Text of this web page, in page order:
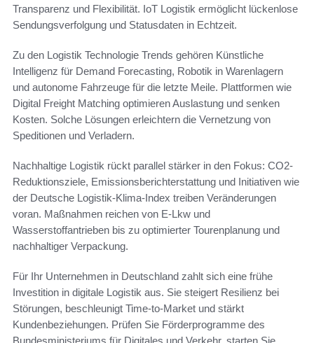
Transparenz und Flexibilität. IoT Logistik ermöglicht lückenlose
Sendungsverfolgung und Statusdaten in Echtzeit.
Zu den Logistik Technologie Trends gehören Künstliche
Intelligenz für Demand Forecasting, Robotik in Warenlagern
und autonome Fahrzeuge für die letzte Meile. Plattformen wie
Digital Freight Matching optimieren Auslastung und senken
Kosten. Solche Lösungen erleichtern die Vernetzung von
Speditionen und Verladern.
Nachhaltige Logistik rückt parallel stärker in den Fokus: CO2-
Reduktionsziele, Emissionsberichterstattung und Initiativen wie
der Deutsche Logistik-Klima-Index treiben Veränderungen
voran. Maßnahmen reichen von E-Lkw und
Wasserstoffantrieben bis zu optimierter Tourenplanung und
nachhaltiger Verpackung.
Für Ihr Unternehmen in Deutschland zahlt sich eine frühe
Investition in digitale Logistik aus. Sie steigert Resilienz bei
Störungen, beschleunigt Time-to-Market und stärkt
Kundenbeziehungen. Prüfen Sie Förderprogramme des
Bundesministeriums für Digitales und Verkehr, starten Sie